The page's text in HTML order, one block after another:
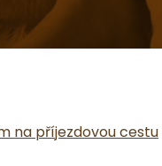
na příjezdovou cestu